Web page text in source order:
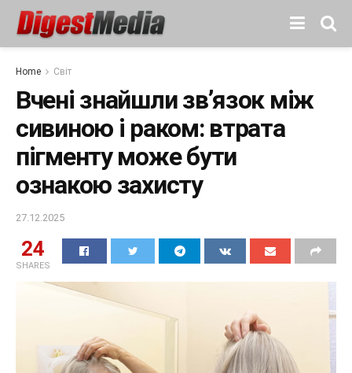
Home Світ
Вчені знайшли зв’язок між
сивиною і раком: втрата
пігменту може бути
ознакою захисту
27.12.2025
24
SHARES